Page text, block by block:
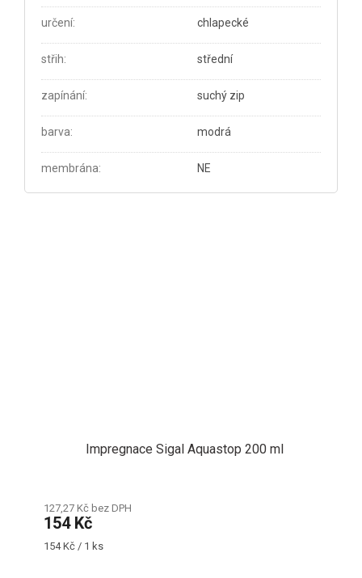
určení: chlapecké
střih: střední
zapínání: suchý zip
barva: modrá
membrána: NE
Impregnace Sigal Aquastop 200 ml
127,27 Kč bez DPH
154 Kč
Měrná
154 Kč / 1 ks